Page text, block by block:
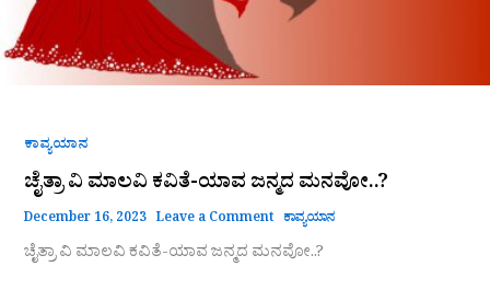
ಕಾವ್ಯಯಾನ
ಚೈತ್ರಾ ವಿ ಮಾಲವಿ ಕವಿತೆ-ಯಾವ ಜನ್ಮದ ಮನವೋ..?
December 16, 2023 Leave a Comment ಕಾವ್ಯಯಾನ
ಚೈತ್ರಾ ವಿ ಮಾಲವಿ ಕವಿತೆ-ಯಾವ ಜನ್ಮದ ಮನವೋ..?